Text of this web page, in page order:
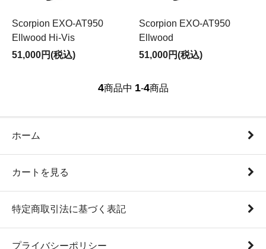
Scorpion EXO-AT950
Ellwood Hi-Vis
51,000円(税込)
Scorpion EXO-AT950
Ellwood
51,000円(税込)
4商品中 1-4商品
ホーム
カートを見る
特定商取引法に基づく表記
プライバシーポリシー